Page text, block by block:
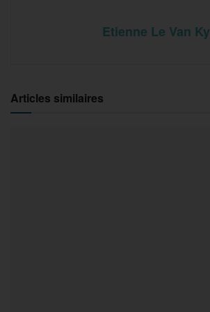
Etienne Le Van Ky
Articles similaires